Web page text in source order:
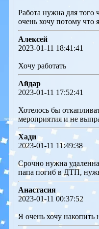
Работа нужна для того
очень хочу потому что
Алексей
2023-01-11 18:41:41
Хочу работать
Айдар
2023-01-11 17:52:41
Хотелось бы
мероприятия и не
Хади
2023-01-11 11:49:38
Срочно нужна
папа погиб в ДТП,
Анастасия
2023-01-11 00:37:52
Я очень хочу накопить